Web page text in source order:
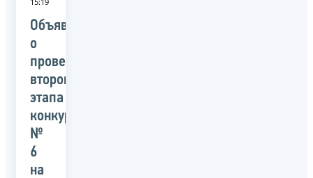
Объявление
о
проведении
второго
этапа
конкурса
№
6
на